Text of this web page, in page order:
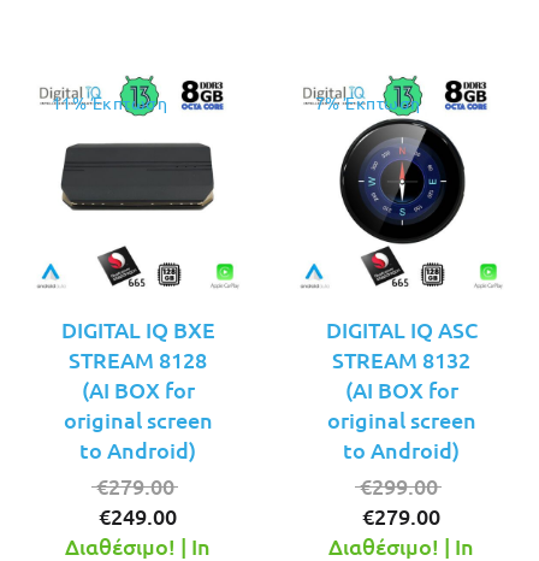
11% Έκπτωση
DIGITAL IQ BXE
STREAM 8128
(AI BOX for
original screen
to Android)
€279.00
was:
€249.00
τρέχουσα
Διαθέσιμο! | In
7% Έκπτωση
DIGITAL IQ ASC
STREAM 8132
(AI BOX for
original screen
to Android)
€299.00
was:
€279.00
τρέχουσα
Διαθέσιμο! | In